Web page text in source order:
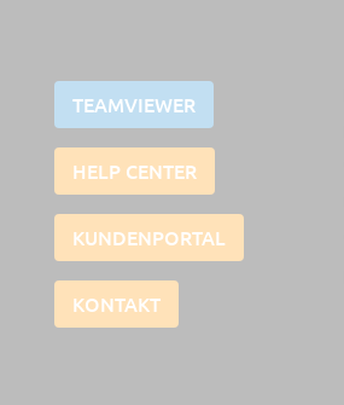
TEAMVIEWER
HELP CENTER
KUNDENPORTAL
KONTAKT